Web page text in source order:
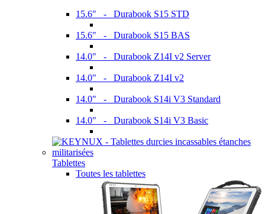
15.6" - Durabook S15 STD
15.6" - Durabook S15 BAS
14.0" - Durabook Z14I v2 Server
14.0" - Durabook Z14I v2
14.0" - Durabook S14i V3 Standard
14.0" - Durabook S14i V3 Basic
Tablettes
Toutes les tablettes